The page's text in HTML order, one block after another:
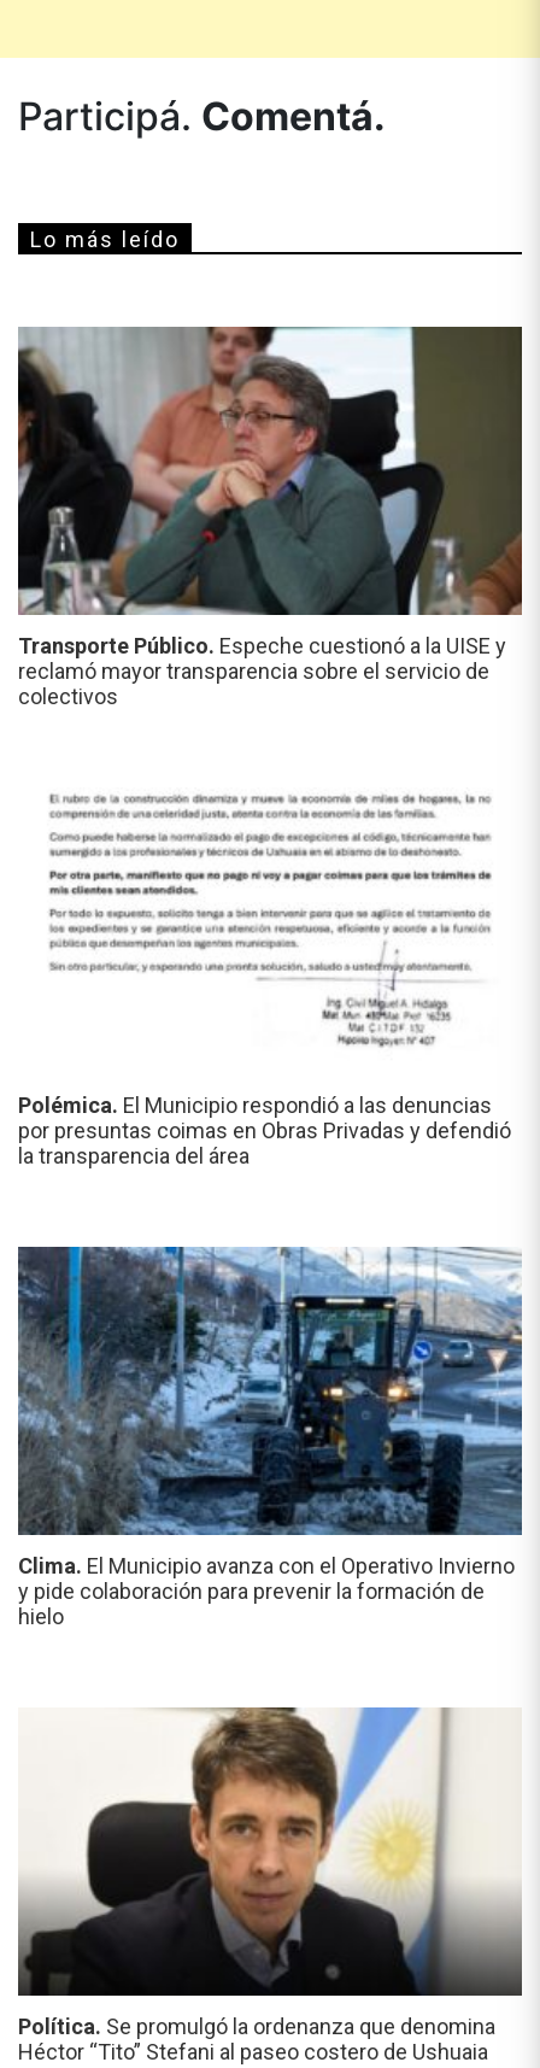
Participá. Comentá.
Lo más leído
Transporte Público. Espeche cuestionó a la UISE y
reclamó mayor transparencia sobre el servicio de
colectivos
Polémica. El Municipio respondió a las denuncias
por presuntas coimas en Obras Privadas y defendió
la transparencia del área
Clima. El Municipio avanza con el Operativo Invierno
y pide colaboración para prevenir la formación de
hielo
Política. Se promulgó la ordenanza que denomina
Héctor “Tito” Stefani al paseo costero de Ushuaia